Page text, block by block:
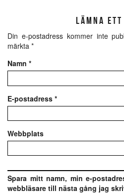
LÄMNA ETT
Din e-postadress kommer inte
märkta *
Namn *
E-postadress *
Webbplats
Spara mitt namn, min e-
webbläsare till nästa gång jag